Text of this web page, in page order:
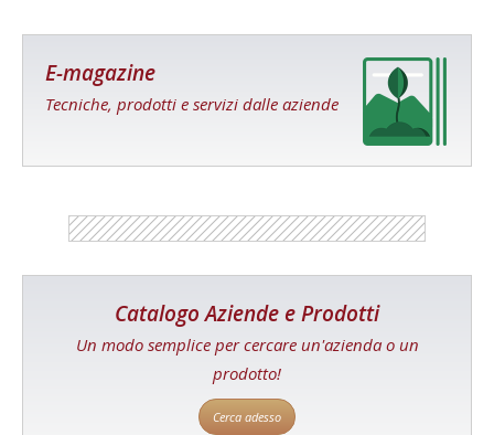
E-magazine
Tecniche, prodotti e servizi dalle aziende
Catalogo Aziende e Prodotti
Un modo semplice per cercare un'azienda o un
prodotto!
Cerca adesso